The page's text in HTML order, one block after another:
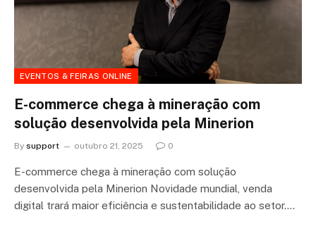
EVENTOS & FEIRAS ONLINE
E-commerce chega à mineração com
solução desenvolvida pela Minerion
By support outubro 21, 2025 0
E-commerce chega à mineração com solução
desenvolvida pela Minerion Novidade mundial, venda
digital trará maior eficiência e sustentabilidade ao setor.…